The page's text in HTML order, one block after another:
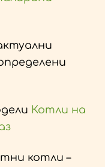
Котли на
котли –